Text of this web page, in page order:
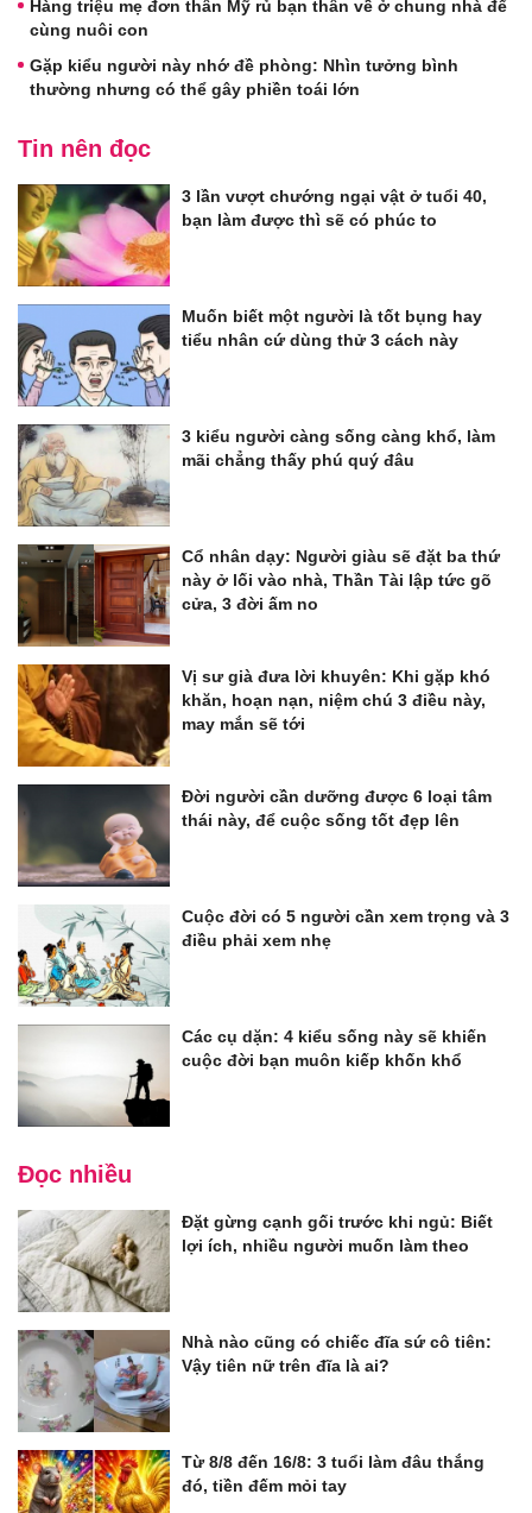
Hàng triệu mẹ đơn thân Mỹ rủ bạn thân về ở chung nhà để
cùng nuôi con
Gặp kiểu người này nhớ đề phòng: Nhìn tưởng bình
thường nhưng có thể gây phiền toái lớn
Tin nên đọc
3 lần vượt chướng ngại vật ở tuổi 40,
bạn làm được thì sẽ có phúc to
Muốn biết một người là tốt bụng hay
tiểu nhân cứ dùng thử 3 cách này
3 kiểu người càng sống càng khổ, làm
mãi chẳng thấy phú quý đâu
Cổ nhân dạy: Người giàu sẽ đặt ba thứ
này ở lối vào nhà, Thần Tài lập tức gõ
cửa, 3 đời ấm no
Vị sư già đưa lời khuyên: Khi gặp khó
khăn, hoạn nạn, niệm chú 3 điều này,
may mắn sẽ tới
Đời người cần dưỡng được 6 loại tâm
thái này, để cuộc sống tốt đẹp lên
Cuộc đời có 5 người cần xem trọng và 3
điều phải xem nhẹ
Các cụ dặn: 4 kiểu sống này sẽ khiến
cuộc đời bạn muôn kiếp khốn khổ
Đọc nhiều
Đặt gừng cạnh gối trước khi ngủ: Biết
lợi ích, nhiều người muốn làm theo
Nhà nào cũng có chiếc đĩa sứ cô tiên:
Vậy tiên nữ trên đĩa là ai?
Từ 8/8 đến 16/8: 3 tuổi làm đâu thắng
đó, tiền đếm mỏi tay